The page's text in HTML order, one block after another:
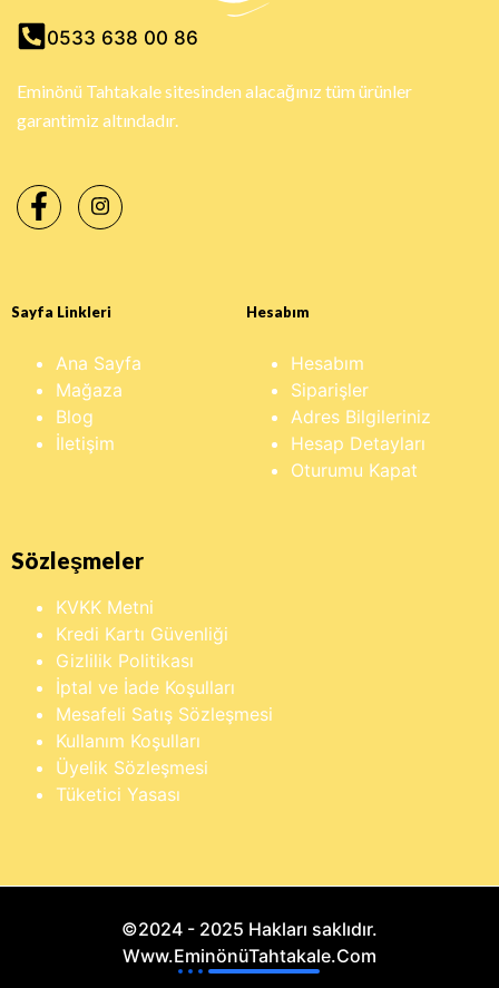
0533 638 00 86
Eminönü Tahtakale sitesinden alacağınız tüm ürünler
garantimiz altındadır.
Sayfa Linkleri
Ana Sayfa
Mağaza
Blog
İletişim
Hesabım
Hesabım
Siparişler
Adres Bilgileriniz
Hesap Detayları
Oturumu Kapat
Sözleşmeler
KVKK Metni
Kredi Kartı Güvenliği
Gizlilik Politikası
İptal ve İade Koşulları
Mesafeli Satış Sözleşmesi
Kullanım Koşulları
Üyelik Sözleşmesi
Tüketici Yasası
©2024 - 2025 Hakları saklıdır.
Www.EminönüTahtakale.Com